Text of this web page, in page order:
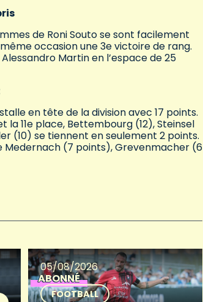
de Roni Souto se sont facilement
occasion une 3e victoire de rang.
Martin en l’espace de 25
en tête de la division avec 17 points.
11e place, Bettembourg (12), Steinsel
(10) se tiennent en seulement 2 points.
Medernach (7 points), Grevenmacher (6
05/08/2026
ABONNÉ
FOOTBALL